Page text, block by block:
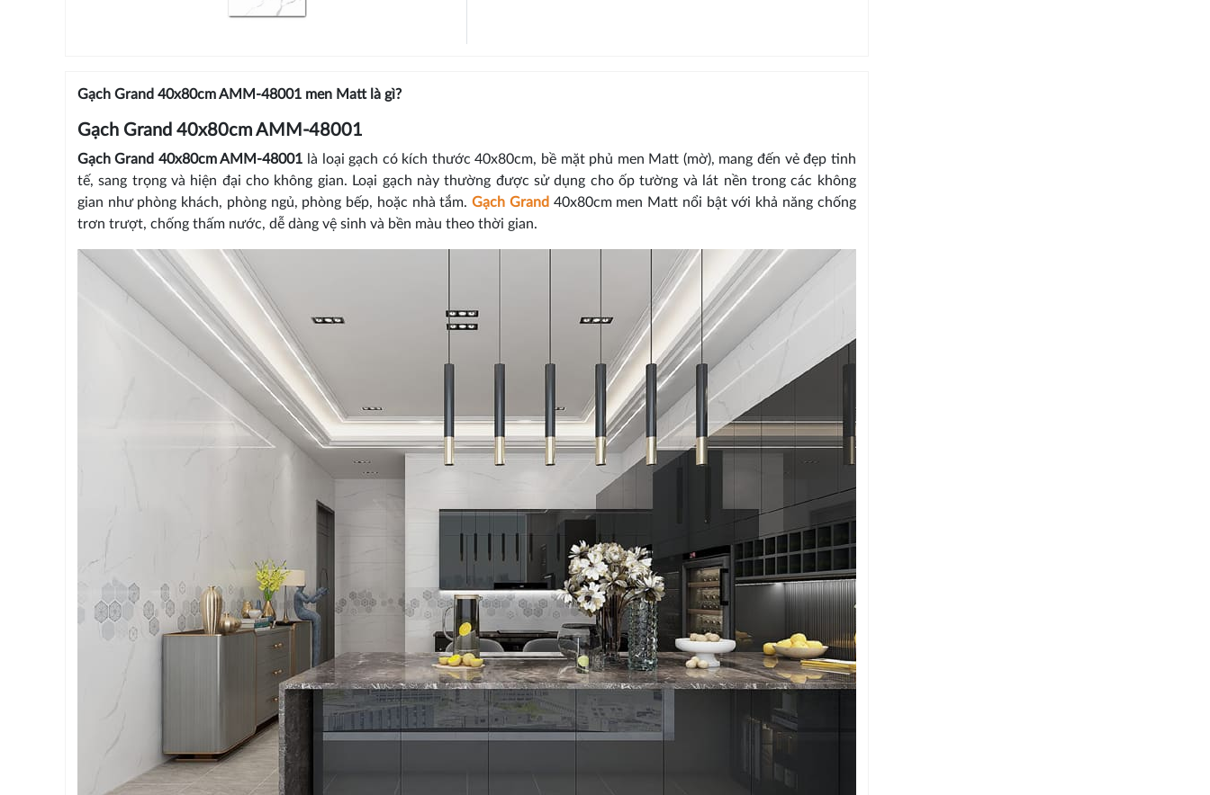
Gạch Grand 40x80cm AMM-48001 men Matt là gì?
Gạch Grand 40x80cm AMM-48001
Gạch Grand 40x80cm AMM-48001 là loại gạch có kích thước 40x80cm, bề mặt phủ men Matt (mờ), mang đến vẻ đẹp tinh
tế, sang trọng và hiện đại cho không gian. Loại gạch này thường được sử dụng cho ốp tường và lát nền trong các không
gian như phòng khách, phòng ngủ, phòng bếp, hoặc nhà tắm.Gạch Grand 40x80cm men Matt nổi bật với khả năng chống
trơn trượt, chống thấm nước, dễ dàng vệ sinh và bền màu theo thời gian.